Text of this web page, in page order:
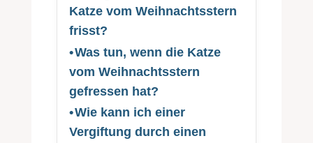
Katze vom Weihnachtsstern
frisst?
Was tun, wenn die Katze
vom Weihnachtsstern
gefressen hat?
Wie kann ich einer
Vergiftung durch einen